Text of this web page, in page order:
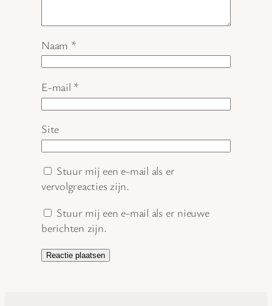
Naam *
E-mail *
Site
Stuur mij een e-mail als er
vervolgreacties zijn.
Stuur mij een e-mail als er nieuwe
berichten zijn.